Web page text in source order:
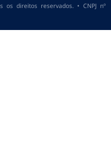
direitos reservados. • CNPJ nº